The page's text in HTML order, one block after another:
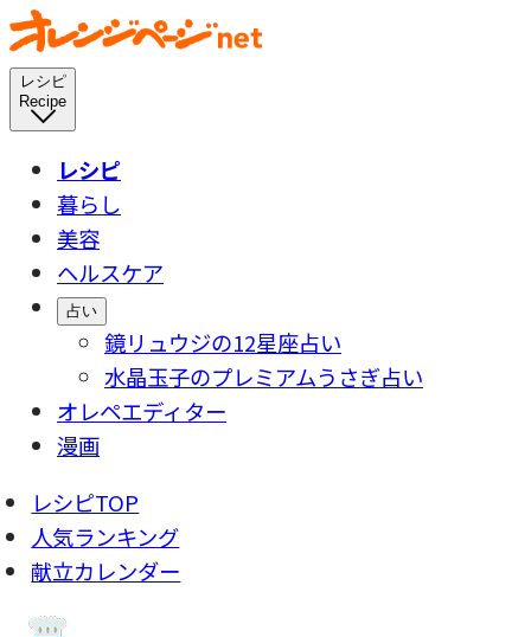
レシピ
Recipe
レシピ
暮らし
美容
ヘルスケア
占い
鏡リュウジの12星座占い
水晶玉子のプレミアムうさぎ占い
オレペエディター
漫画
レシピTOP
人気ランキング
献立カレンダー